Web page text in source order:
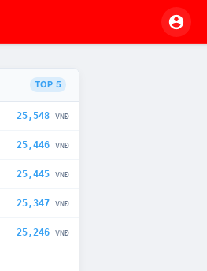
TOP 5
25,548 VNĐ
25,446 VNĐ
25,445 VNĐ
25,347 VNĐ
25,246 VNĐ